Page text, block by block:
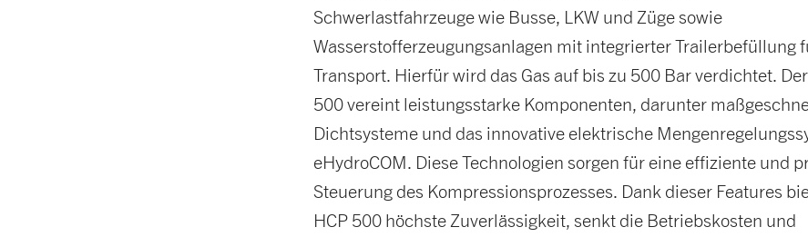
Schwerlastfahrzeuge wie Busse, LKW und Züge sowie
Wasserstofferzeugungsanlagen mit integrierter Trailerbefüllung
Transport. Hierfür wird das Gas auf bis zu 500 Bar verdichtet.
500 vereint leistungsstarke Komponenten, darunter
Dichtsysteme und das innovative elektrische
eHydroCOM. Diese Technologien sorgen für eine effiziente und
Steuerung des Kompressionsprozesses. Dank dieser Features
HCP 500 höchste Zuverlässigkeit, senkt die Betriebskosten und